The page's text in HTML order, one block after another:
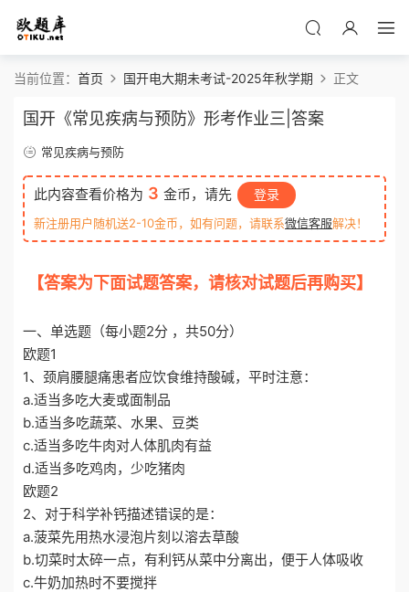
当前位置： 首页 国开电大期未考试-2025年秋学期 正文
国开《常见疾病与预防》形考作业三|答案
常见疾病与预防
此内容查看价格为 3 金币，请先 登录
新注册用户随机送2-10金币，如有问题，请联系微信客服解决！
【答案为下面试题答案，请核对试题后再购买】
一、单选题（每小题2分 ，共50分）
欧题1
1、颈肩腰腿痛患者应饮食维持酸碱，平时注意：
a.适当多吃大麦或面制品
b.适当多吃蔬菜、水果、豆类
c.适当多吃牛肉对人体肌肉有益
d.适当多吃鸡肉，少吃猪肉
欧题2
2、对于科学补钙描述错误的是：
a.菠菜先用热水浸泡片刻以溶去草酸
b.切菜时太碎一点，有利钙从菜中分离出，便于人体吸收
c.牛奶加热时不要搅拌